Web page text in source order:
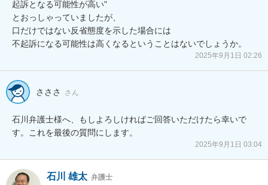
起訴となる可能性が高い"
とおっしゃっていましたが、
口だけではない反省態度を示した場合には
不起訴になる可能性は高くなるということはないでしょうか。
2025年9月1日 02:26
さささ さん
石川弁護士様へ、もしよろしければご回答いただけたら幸いで
す。これを最後の質問にします。
2025年9月1日 03:04
石川 雄太 弁護士